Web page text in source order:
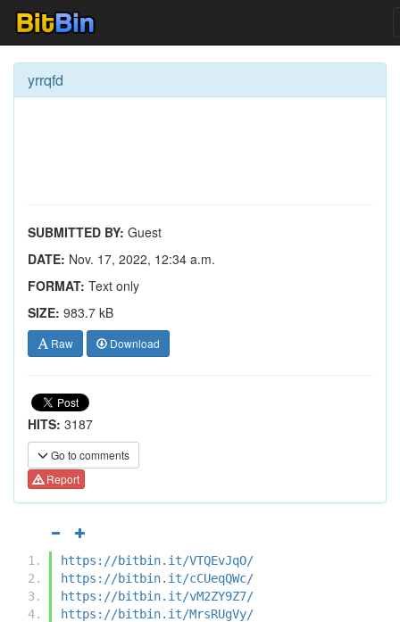
yrrqfd
SUBMITTED BY: Guest
DATE: Nov. 17, 2022, 12:34 a.m.
FORMAT: Text only
SIZE: 983.7 kB
Raw Download
HITS: 3187
Go to comments
Report
https://bitbin.it/VTQEvJqO/
https://bitbin.it/cCUeqQWc/
https://bitbin.it/vM2ZY9Z7/
https://bitbin.it/MrsRUgVy/